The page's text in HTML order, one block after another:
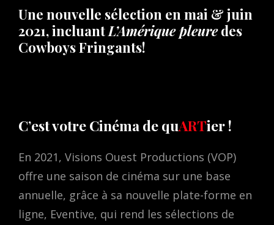
Une nouvelle sélection en mai & juin
2021, incluant L’Amérique pleuredes
Cowboys Fringants!
C’est votre Cinéma de quARTier !
En 2021, Visions Ouest Productions (VOP)
offre une saison de cinéma sur une base
annuelle, grâce à sa nouvelle plate-forme en
ligne, Eventive, qui rend les sélections de